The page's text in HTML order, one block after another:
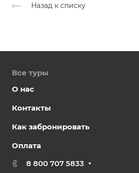
Назад к списку
Все туры
О нас
Контакты
Как забронировать
Оплата
8 800 707 5833